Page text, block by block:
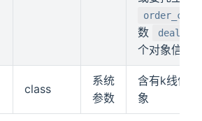
数
个对象信息
class
系统
参数
含有k线信
象